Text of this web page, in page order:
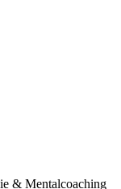
& Mentalcoaching